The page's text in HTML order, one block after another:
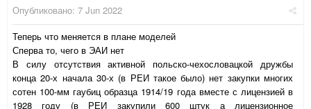
Опубликовано: 7 Jun 2022
Теперь что меняется в плане моделей
Сперва то, чего в ЭАИ нет
В силу отсутствия активной польско-чехословацкой дружбы
конца 20-х начала 30-х (в РЕИ такое было) нет закупки многих
сотен 100-мм гаубиц образца 1914/19 года вместе с лицензией в
1928 году (в РЕИ закупили 600 штук а лицензионное